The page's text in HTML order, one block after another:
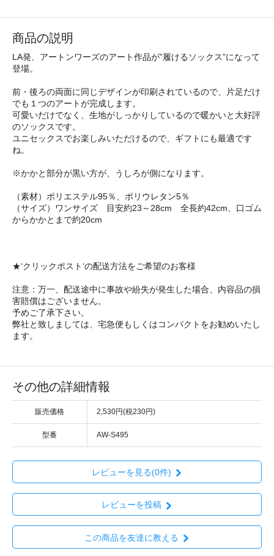
商品の説明
LA発、アートンワーズのアート作品が”履けるソックス”になって
登場。
前・後ろの両面に同じデザインが印刷されているので、片足だけ
でも１つのアートが完成します。
可愛いだけでなく、生地がしっかりしているので暖かいと大好評
のソックスです。
ユニセックスでお楽しみいただけるので、ギフトにも最適です
ね。
※かかと部分が黒い方が、うしろが側になります。
（素材）ポリエステル95％、ポリウレタン5％
（サイズ）ワンサイズ 目安約23～28cm 全長約42cm、口ゴム
からかかとまで約20cm
★‘クリックポスト‘の配送方法をご希望のお客様
注意：万一、配送途中に事故や紛失が発生した場合、内容品の損
害賠償はございません。
予めご了承下さい。
弊社と致しましては、宅急便もしくはコンパクトをお勧めいたし
ます。
その他の詳細情報
販売価格 2,530円(税230円)
型番 AW-S495
レビューを見る(0件)
レビューを投稿
この商品を友達に教える